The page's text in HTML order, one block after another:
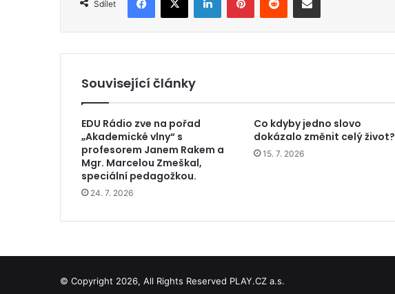
Sdílet
Související články
EDU Rádio zve na pořad
„Akademické vlny“ s
profesorem Janem Rakem a
Mgr. Marcelou Zmeškal,
speciální pedagožkou.
24. 7. 2026
Co kdyby jedno slovo
dokázalo změnit celý život?
15. 7. 2026
© Copyright 2026, All Rights Reserved PLAY.CZ a.s.